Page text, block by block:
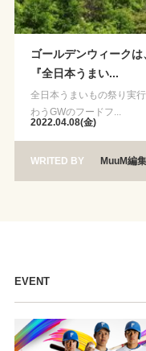
ゴールデンウィーク
『全日本うまい...
全日本うまいもの祭り実
わうGWのフードフ...
2022.04.08(金)
WRITED BY MuuM編
EVENT